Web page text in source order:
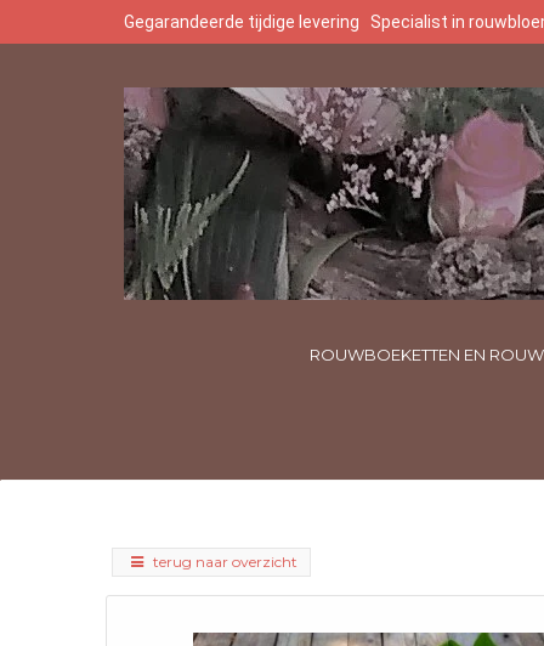
Gegarandeerde tijdige levering Specialist in
ROUWBOEKETTEN EN
terug naar overzicht